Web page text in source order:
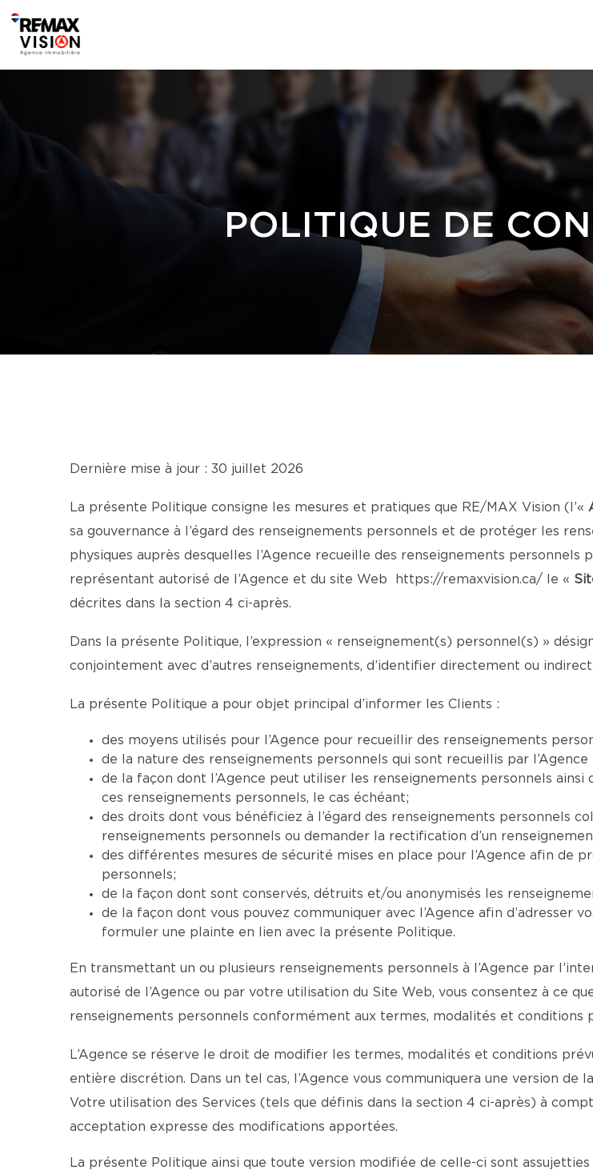
POLITIQUE DE
Dernière mise à jour : 30 juillet 2026
La présente Politique consigne les mesures et pratiques que RE/MAX Vision (l’«
sa gouvernance à l’égard des renseignements personnels et de protéger les
physiques auprès desquelles l’Agence recueille des renseignements personnels
représentant autorisé de l’Agence et du site Web
https://remaxvision.ca/ le «
décrites dans la section 4 ci-après.
Dans la présente Politique, l’expression « renseignement(s) personnel(s) »
conjointement avec d’autres renseignements, d’identifier directement ou
La présente Politique a pour objet principal d’informer les Clients :
des moyens utilisés pour l’Agence pour recueillir des renseignements
de la nature des renseignements personnels qui sont recueillis par
de la façon dont l’Agence peut utiliser les renseignements personnels
ces renseignements personnels, le cas échéant;
des droits dont vous bénéficiez à l’égard des renseignements personnels
renseignements personnels ou demander la rectification d’un
des différentes mesures de sécurité mises en place pour l’Agence afin de
personnels;
de la façon dont sont conservés, détruits et/ou anonymisés les
de la façon dont vous pouvez communiquer avec l’Agence afin d’adresser
formuler une plainte en lien avec la présente Politique.
En transmettant un ou plusieurs renseignements personnels à l’Agence par
autorisé de l’Agence ou par votre utilisation du Site Web, vous consentez à ce
renseignements personnels conformément aux termes, modalités et conditions
L’Agence se réserve le droit de modifier les termes, modalités et conditions
entière discrétion. Dans un tel cas, l’Agence vous communiquera une version
Votre utilisation des Services (tels que définis dans la section 4 ci-après) à
acceptation expresse des modifications apportées.
La présente Politique ainsi que toute version modifiée de celle-ci sont